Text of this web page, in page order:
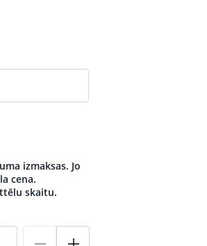
izmaksas. Jo
cena.
skaitu.